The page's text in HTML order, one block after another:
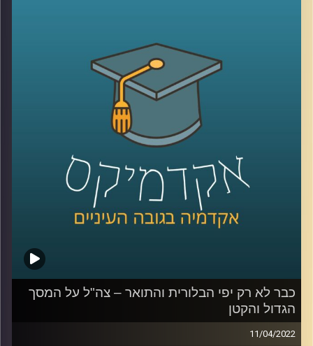
לשיחה על יחסי הצבא והתקשורת הישראלית –
לשיחה על היצג צה"ל בקולנוע וסדרות – לחצו כאן
AudioVersity
כבר לא רק יפי הבלורית והתואר – צה"ל על המסך
הגדול והקטן
11/04/2022